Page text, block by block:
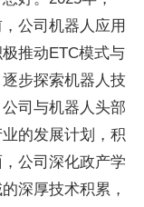
公司机器人应用
推动ETC模式与
步探索机器人技
司与机器人头部
的发展计划，积
公司深化政产学
深厚技术积累，